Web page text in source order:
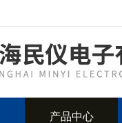
产品中心